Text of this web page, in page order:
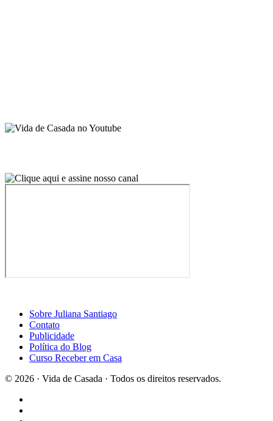
Sobre Juliana Santiago
Contato
Publicidade
Política do Blog
Curso Receber em Casa
© 2026 · Vida de Casada · Todos os direitos reservados.